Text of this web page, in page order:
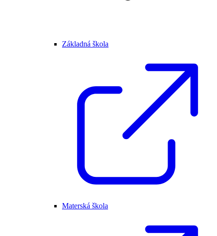
Základná škola
Materská škola